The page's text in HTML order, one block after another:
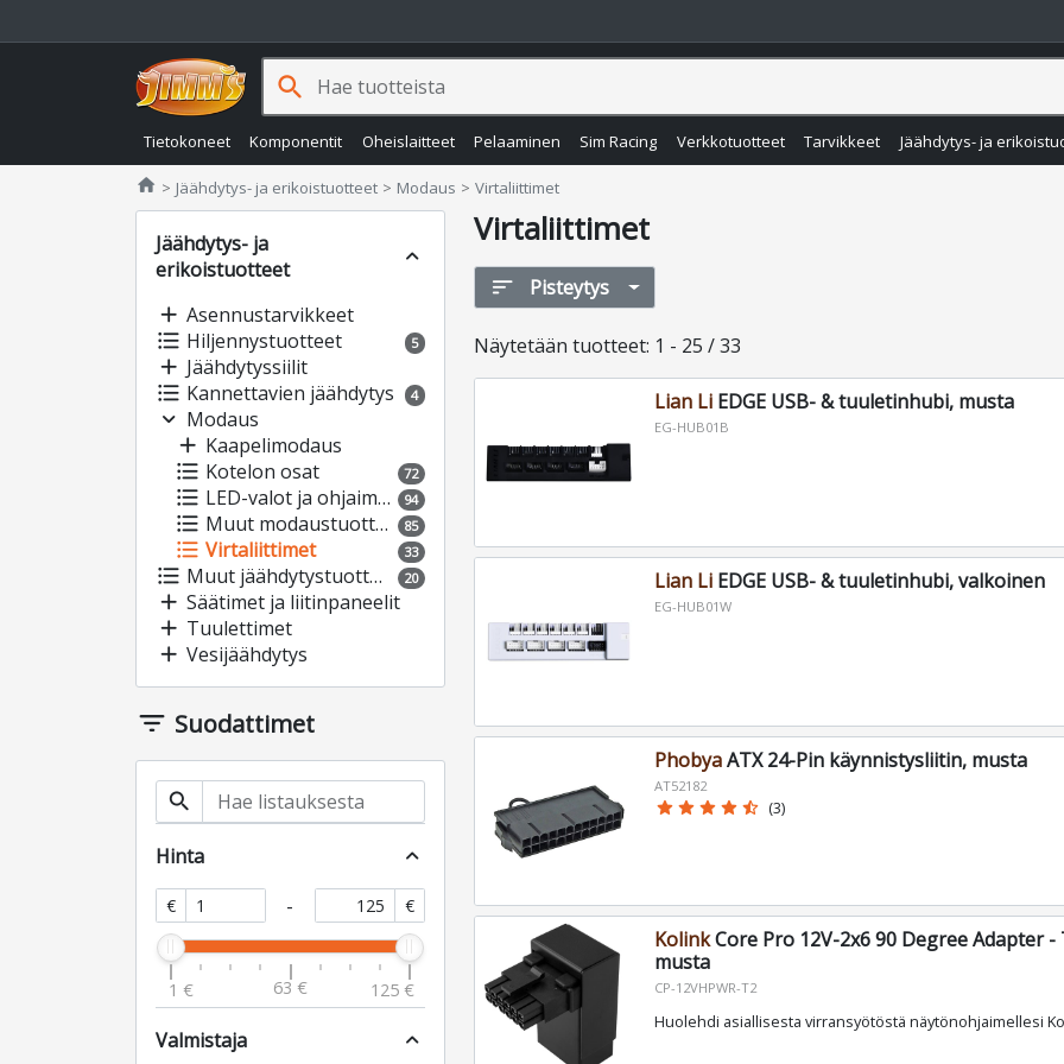
Tietokoneet Komponentit Oheislaitteet Pelaaminen Sim Racing Verkkotuotteet Tarvikkeet Jäähdytys- ja
search
home Jimms.fi
Jäähdytys- ja erikoistuotteet Modaus Virtaliittimet
Jäähdytys- ja
erikoistuotteet
expand_less
add Asennustarvikkeet
format_list_bulleted Hiljennystuotteet 5
add Jäähdytyssiilit
format_list_bulleted Kannettavien jäähdytys 4
expand_more Modaus
add Kaapelimodaus
format_list_bulleted Kotelon osat 72
format_list_bulleted LED-valot ja ohjaimet 94
format_list_bulleted Muut modaustuotteet 85
format_list_bulleted Virtaliittimet 33
format_list_bulleted Muut jäähdytystuotteet 20
add Säätimet ja liitinpaneelit
add Tuulettimet
add Vesijäähdytys
filter_list Suodattimet
search
Hinta expand_less
€ - €
1 € 63 € 125 €
Valmistaja expand_less
Virtaliittimet
sort Pisteytys
Näytetään tuotteet: 1 - 25 / 33
Lian LiEDGE USB- & tuuletinhubi, musta
EG-HUB01B
Lian LiEDGE USB- & tuuletinhubi, valkoinen
EG-HUB01W
PhobyaATX 24-Pin käynnistysliitin, musta
AT52182
star star star star star_half (3)
KolinkCore Pro 12V-2x6 90 Degree Adapter -
musta
CP-12VHPWR-T2
Huolehdi asiallisesta virransyötöstä näytönohjaimellesi